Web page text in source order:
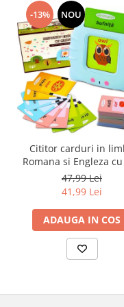
-13% NOU
Cititor carduri in
Romana si Engleza cu
cuvinte, 224 imagini,
dezvoltare vocabular,
albastru
47,99 Lei
41,99 Lei
ADAUGA IN COS